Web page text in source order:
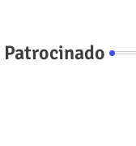
Patrocinado